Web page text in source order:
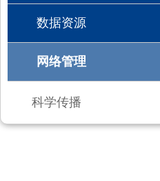
数据资源
网络管理
科学传播